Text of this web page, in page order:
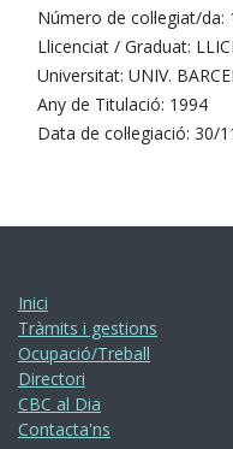
Número de col·legiat/da:
Llicenciat / Graduat:
Universitat: UNIV.
Any de Titulació: 1994
Data de col·legiació: 30/
Inici
Tràmits i gestions
Ocupació/Treball
Directori
CBC al Dia
Contacta'ns